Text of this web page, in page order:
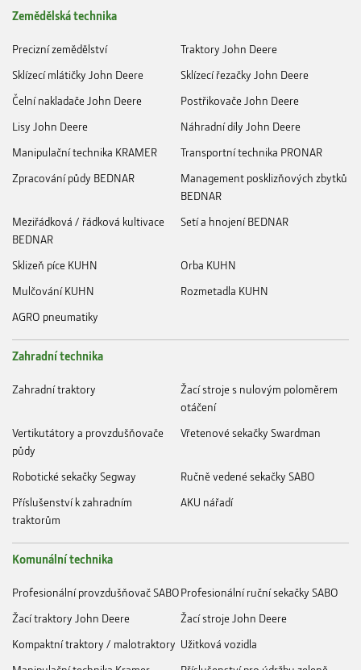
Zemědělská technika
Precizní zemědělství
Traktory John Deere
Sklízecí mlátičky John Deere
Sklízecí řezačky John Deere
Čelní nakladače John Deere
Postřikovače John Deere
Lisy John Deere
Náhradní díly John Deere
Manipulační technika KRAMER
Transportní technika PRONAR
Zpracování půdy BEDNAR
Management posklizňových zbytků
BEDNAR
Meziřádková / řádková kultivace
BEDNAR
Setí a hnojení BEDNAR
Sklizeň píce KUHN
Orba KUHN
Mulčování KUHN
Rozmetadla KUHN
AGRO pneumatiky
Zahradní technika
Zahradní traktory
Žací stroje s nulovým poloměrem
otáčení
Vertikutátory a provzdušňovače
půdy
Vřetenové sekačky Swardman
Robotické sekačky Segway
Ručně vedené sekačky SABO
Příslušenství k zahradním
traktorům
AKU nářadí
Komunální technika
Profesionální provzdušňovač SABOProfesionální ruční sekačky SABO
Žací traktory John Deere
Žací stroje John Deere
Kompaktní traktory / malotraktory Užitková vozidla